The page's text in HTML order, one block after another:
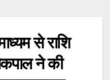
से राशि
ने की